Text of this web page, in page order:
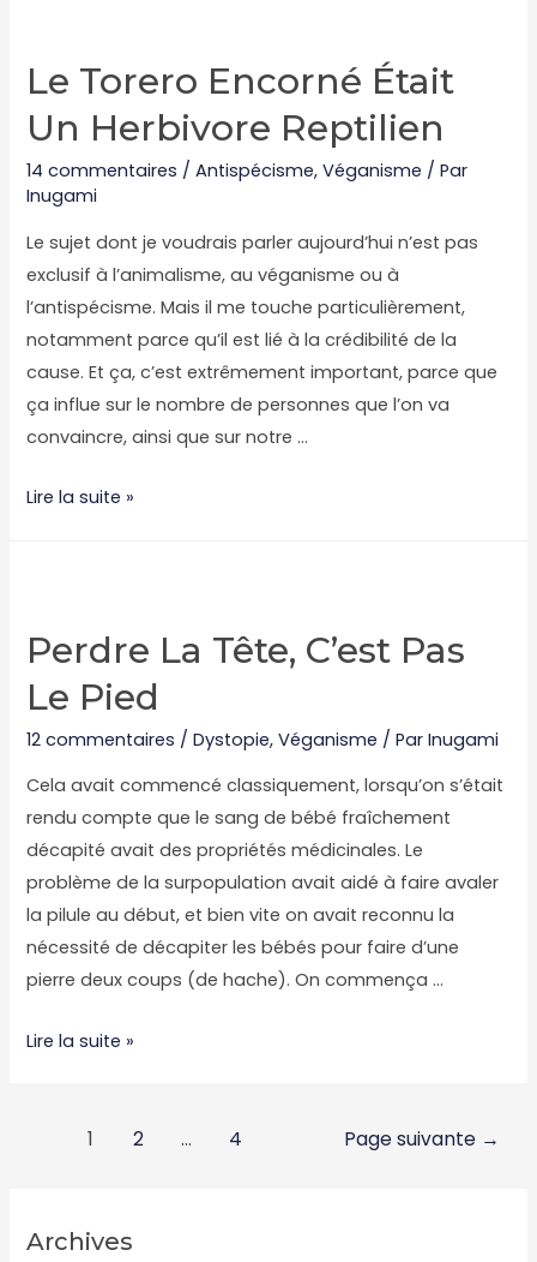
intersidéral
des
arguments
dans
du
joli
papier
Le Torero Encorné Était
Un Herbivore Reptilien
14 commentaires /Antispécisme,Véganisme / Par
Inugami
Le sujet dont je voudrais parler aujourd’hui n’est pas
exclusif à l’animalisme, au véganisme ou à
l’antispécisme. Mais il me touche particulièrement,
notamment parce qu’il est lié à la crédibilité de la
cause. Et ça, c’est extrêmement important, parce que
ça influe sur le nombre de personnes que l’on va
convaincre, ainsi que sur notre …
Le
herbivore
reptilien
Lire la suite »
Perdre La Tête, C’est Pas
Le Pied
12 commentaires /Dystopie,Véganisme / ParInugami
Cela avait commencé classiquement, lorsqu’on s’était
rendu compte que le sang de bébé fraîchement
décapité avait des propriétés médicinales. Le
problème de la surpopulation avait aidé à faire avaler
la pilule au début, et bien vite on avait reconnu la
nécessité de décapiter les bébés pour faire d’une
pierre deux coups (de hache). On commença …
Perdre
pied
Lire la suite »
Navigation1 2 … 4 Page suivante →
Archives